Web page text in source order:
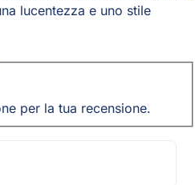
lucentezza e uno stile
per la tua recensione.